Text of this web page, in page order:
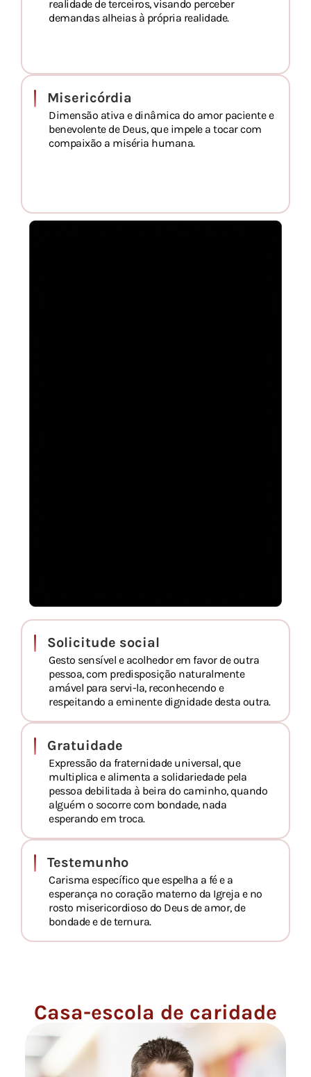
realidade de terceiros, visando perceber
demandas alheias à própria realidade.
Misericórdia
Dimensão ativa e dinâmica do amor paciente e
benevolente de Deus, que impele a tocar com
compaixão a miséria humana.
Solicitude social
Gesto sensível e acolhedor em favor de outra
pessoa, com predisposição naturalmente
amável para servi-la, reconhecendo e
respeitando a eminente dignidade desta outra.
Gratuidade
Expressão da fraternidade universal, que
multiplica e alimenta a solidariedade pela
pessoa debilitada à beira do caminho, quando
alguém o socorre com bondade, nada
esperando em troca.
Testemunho
Carisma específico que espelha a fé e a
esperança no coração materno da Igreja e no
rosto misericordioso do Deus de amor, de
bondade e de ternura.
Casa-escola de caridade